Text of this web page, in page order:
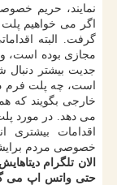
نمایند، حریم
اگر می خواهیم پلت
گرفت. البته
مجازی بوده است،
جدیت بیشتر
است، چه پلت فرم
خارجی بگویند که
می دهد. در مورد
اقدامات بیشتری
خصوصی مردم
الان تلگرام
حتی واتس اپ می